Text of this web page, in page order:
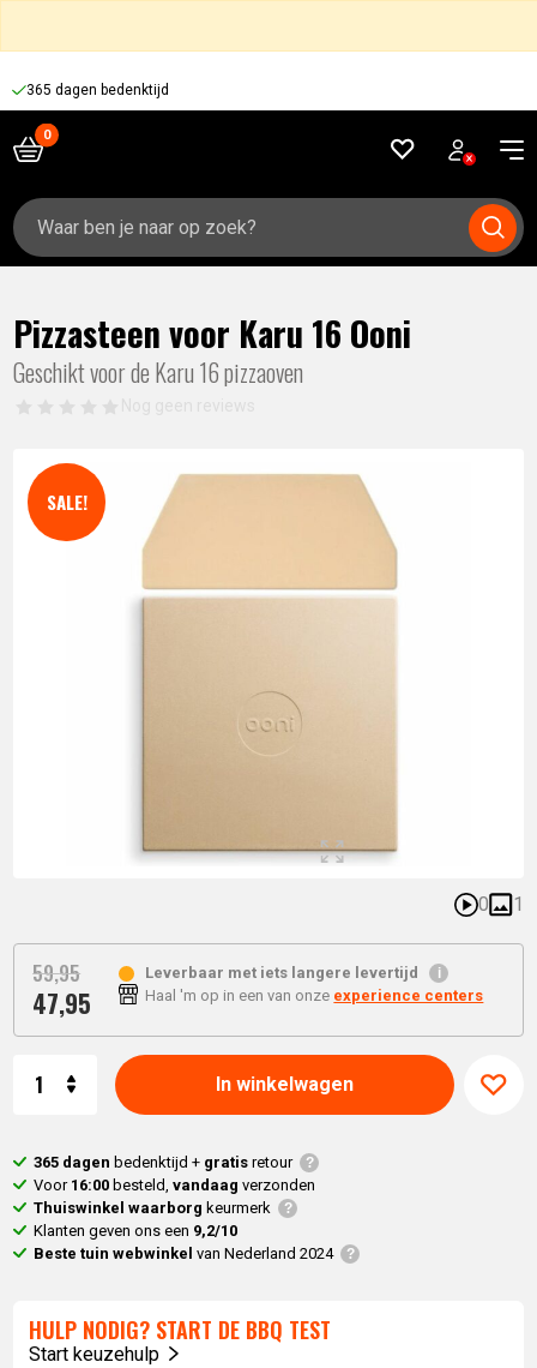
365 dagen bedenktijd
Zoeken
naar:
Pizzasteen voor Karu 16 Ooni
Geschikt voor de Karu 16 pizzaoven
0 1
SALE!
59,95
Oorspronkelijke
prijs
was:
47,95
Huidige
prijs
47,95.
Leverbaar met iets langere levertijd
Haal 'm op in een van onze experience centers
In winkelwagen
365 dagen bedenktijd + gratisretour
Voor 16:00 besteld,vandaag verzonden
Thuiswinkel waarborg keurmerk
Klanten geven ons een 9,2/10
Beste tuin webwinkel van Nederland 2024
HULP NODIG? START DE BBQ TEST
Start keuzehulp